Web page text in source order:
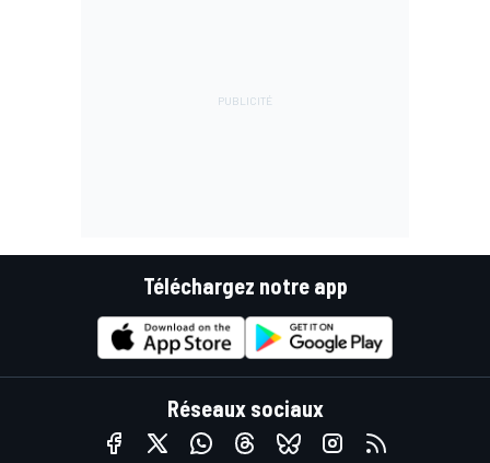
Téléchargez notre app
Réseaux sociaux